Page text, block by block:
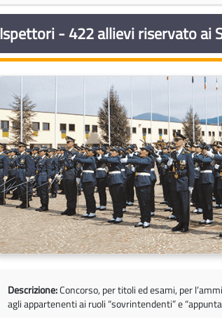
Ispettori - 422 allievi riservato ai
Descrizione:Concorso, per titoli ed esami, per
agli appartenenti ai ruoli “sovrintendenti” e